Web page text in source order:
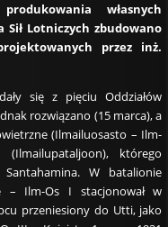
własnych
Lotniczych zbudowano
przez inż.
się z pięciu Oddziałów
rozwiązano (15 marca), a
(Ilmailuosasto – Ilm-
którego
W batalionie
– Ilm-Os I stacjonował w
przeniesiony do Utti, jako